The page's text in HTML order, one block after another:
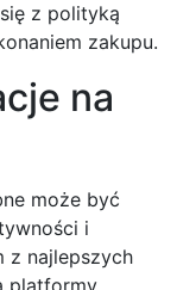
z polityką
zakupu.
na
może być
i
z najlepszych